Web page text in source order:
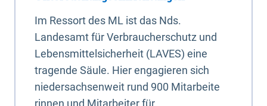
Im Ressort des ML ist das Nds.
Landesamt für Verbraucherschutz und
Lebensmittelsicherheit (LAVES) eine
tragende Säule. Hier engagieren sich
niedersachsenweit rund 900 Mitarbeite